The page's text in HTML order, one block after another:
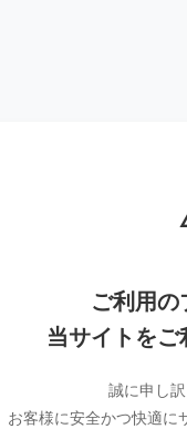
ご利用
当サイトをご
誠に申し訳
お客様に安全かつ快適に